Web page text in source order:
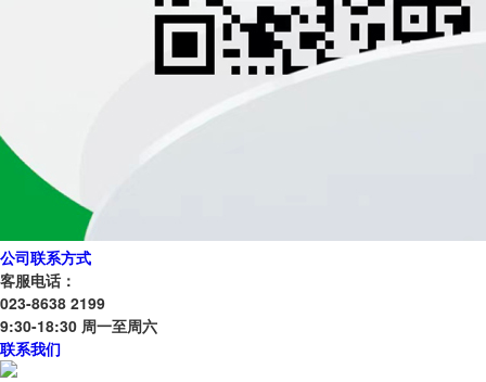
公司联系方式
客服电话：
023-8638 2199
9:30-18:30 周一至周六
联系我们